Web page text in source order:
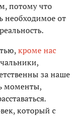
потому что
необходимое от
кроме нас
за наше
моменты,
который с